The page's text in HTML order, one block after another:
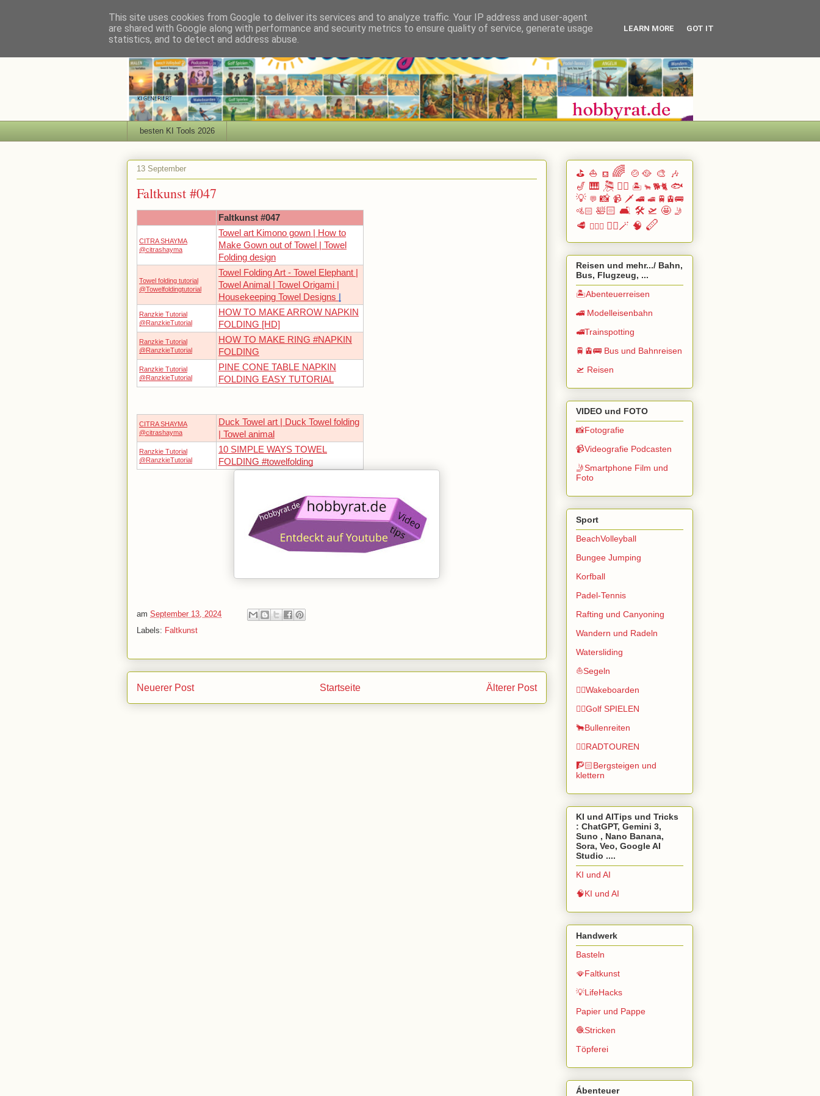
besten KI Tools 2026
13 September
Faltkunst #047
Faltkunst #047
CITRA SHAYMA
@citrashayma
Towel art Kimono gown | How to
Make Gown out of Towel | Towel
Folding design
Towel folding tutorial
@Towelfoldingtutorial
Towel Folding Art - Towel Elephant |
Towel Animal | Towel Origami |
Housekeeping Towel Designs |
Ranzkie Tutorial
@RanzkieTutorial
HOW TO MAKE ARROW NAPKIN
FOLDING [HD]
Ranzkie Tutorial
@RanzkieTutorial
HOW TO MAKE RING #NAPKIN
FOLDING
Ranzkie Tutorial
@RanzkieTutorial
PINE CONE TABLE NAPKIN
FOLDING EASY TUTORIAL
CITRA SHAYMA
@citrashayma
Duck Towel art | Duck Towel folding
| Towel animal
Ranzkie Tutorial
@RanzkieTutorial
10 SIMPLE WAYS TOWEL
FOLDING #towelfolding
am September 13, 2024
Labels: Faltkunst
Neuerer Post Älterer Post
Startseite
⛳ ⛵ ⛾ 🌈 🍲🥘 🎨 🎶
🎷 🎹 🎘 🏄🏽 🏝️ 🐂 🐕🐈 🐟
💡 💬 📸 📹 🗡️ 🚄 🚅 🚆🚊🚌
🚵🏻 🛀🏻 🛋️ 🛠️ 🛫 🤩 🤳
🥩 🧗🏻‍♀️ 🧙‍♂️🪄 🧠 🪈
Reisen und mehr.../ Bahn,
Bus, Flugzeug, ...
🏝️Abenteuerreisen
🚄 Modelleisenbahn
🚅Trainspotting
🚆🚊🚌 Bus und Bahnreisen
🛫 Reisen
VIDEO und FOTO
📸Fotografie
📹Videografie Podcasten
🤳Smartphone Film und
Foto
Sport
BeachVolleyball
Bungee Jumping
Korfball
Padel-Tennis
Rafting und Canyoning
Wandern und Radeln
Watersliding
⛵Segeln
🏄🏽Wakeboarden
🏌️‍♂️Golf SPIELEN
🐂Bullenreiten
🚴‍♂️RADTOUREN
🧗🏻Bergsteigen und
klettern
KI und AITips und Tricks
: ChatGPT, Gemini 3,
Suno , Nano Banana,
Sora, Veo, Google AI
Studio ....
KI und AI
🧠KI und AI
Handwerk
Basteln
🪭Faltkunst
💡LifeHacks
Papier und Pappe
🧶Stricken
Töpferei
Ábenteuer
This site uses cookies from Google to deliver its services and to analyze traffic. Your IP address and user-agent
are shared with Google along with performance and security metrics to ensure quality of service, generate usage
statistics, and to detect and address abuse.
LEARN MORE GOT IT